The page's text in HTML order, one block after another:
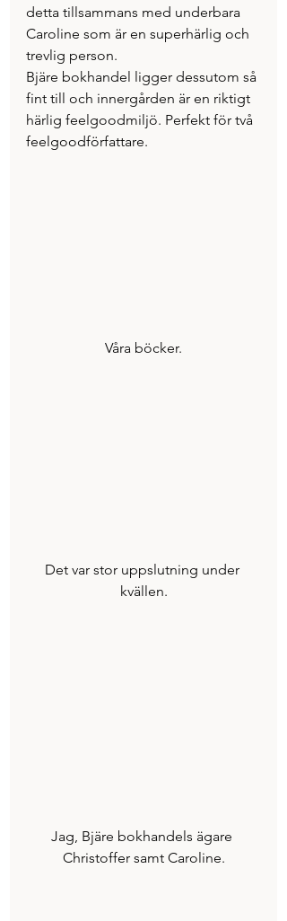
detta tillsammans med underbara
Caroline som är en superhärlig och
trevlig person.
Bjäre bokhandel ligger dessutom så
fint till och innergården är en riktigt
härlig feelgoodmiljö. Perfekt för två
feelgoodförfattare.
Våra böcker.
Det var stor uppslutning under
kvällen.
Jag, Bjäre bokhandels ägare
Christoffer samt Caroline.